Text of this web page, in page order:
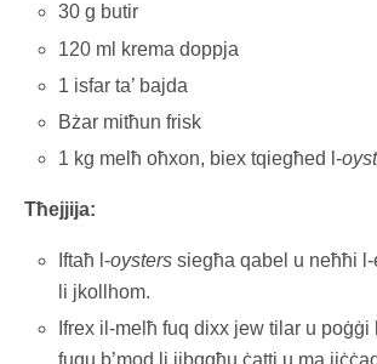
30 g butir
120 ml krema doppja
1 isfar ta’ bajda
Bżar mitħun frisk
1 kg melħ oħxon, biex tqiegħed l-
Tħejjija:
Iftaħ l-oysters siegħa qabel u neħħi
li jkollhom.
Ifrex il-melħ fuq dixx jew tilar u poġġi